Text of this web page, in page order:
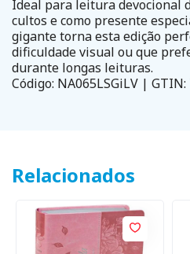
Ideal para leitura devocional
cultos e como presente
gigante torna esta edição
dificuldade visual ou que
durante longas leituras.
Código: NA065LSGiLV |
Relacionados